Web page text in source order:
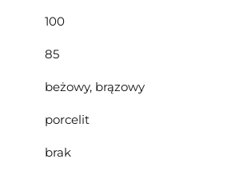
100
85
beżowy, brązowy
porcelit
brak